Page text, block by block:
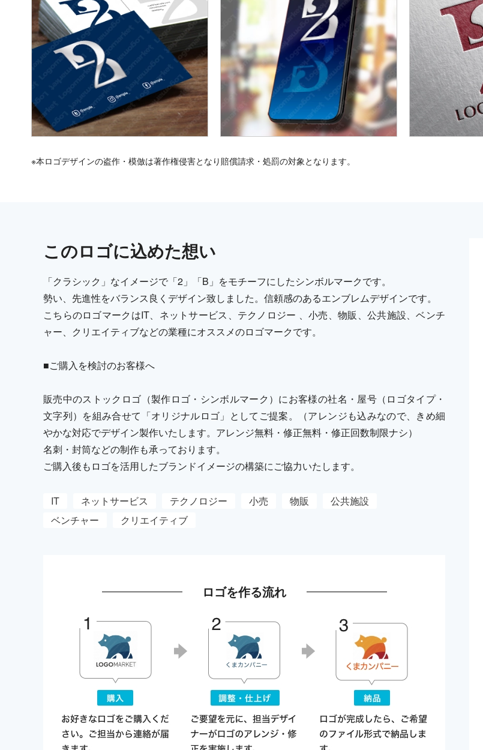
※本ロゴデザインの盗作・模倣は著作権侵害となり賠償請求・処罰の対象となります。
このロゴに込めた想い
「クラシック」なイメージで「2」「B」をモチーフにしたシンボルマークです。
勢い、先進性をバランス良くデザイン致しました。信頼感のあるエンブレムデザインです。
こちらのロゴマークはIT、ネットサービス、テクノロジー 、小売、物販、公共施設、ベンチ
ャー、クリエイティブなどの業種にオススメのロゴマークです。
■ご購入を検討のお客様へ
販売中のストックロゴ（製作ロゴ・シンボルマーク）にお客様の社名・屋号（ロゴタイプ・
文字列）を組み合せて「オリジナルロゴ」としてご提案。（アレンジも込みなので、きめ細
やかな対応でデザイン製作いたします。アレンジ無料・修正無料・修正回数制限ナシ）
名刺・封筒などの制作も承っております。
ご購入後もロゴを活用したブランドイメージの構築にご協力いたします。
IT ネットサービス テクノロジー 小売 物販
公共施設
ベンチャー
クリエイティブ
ロゴを作る流れ